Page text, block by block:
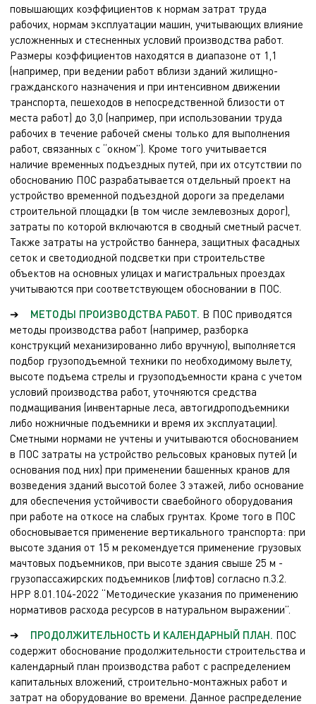
повышающих коэффициентов к нормам затрат труда
рабочих, нормам эксплуатации машин, учитывающих влияние
усложненных и стесненных условий производства работ.
Размеры коэффициентов находятся в диапазоне от 1,1
(например, при ведении работ вблизи зданий жилищно-
гражданского назначения и при интенсивном движении
транспорта, пешеходов в непосредственной близости от
места работ) до 3,0 (например, при использовании труда
рабочих в течение рабочей смены только для выполнения
работ, связанных с “окном”). Кроме того учитывается
наличие временных подъездных путей, при их отсутствии по
обоснованию ПОС разрабатывается отдельный проект на
устройство временной подъездной дороги за пределами
строительной площадки (в том числе землевозных дорог),
затраты по которой включаются в сводный сметный расчет.
Также затраты на устройство баннера, защитных фасадных
сеток и светодиодной подсветки при строительстве
объектов на основных улицах и магистральных проездах
учитываются при соответствующем обосновании в ПОС.
➔ МЕТОДЫ ПРОИЗВОДСТВА РАБОТ. В ПОС приводятся
методы производства работ (например, разборка
конструкций механизированно либо вручную), выполняется
подбор грузоподъемной техники по необходимому вылету,
высоте подъема стрелы и грузоподъемности крана с учетом
условий производства работ, уточняются средства
подмащивания (инвентарные леса, автогидроподъемники
либо ножничные подъемники и время их эксплуатации).
Сметными нормами не учтены и учитываются обоснованием
в ПОС затраты на устройство рельсовых крановых путей (и
основания под них) при применении башенных кранов для
возведения зданий высотой более 3 этажей, либо основание
для обеспечения устойчивости сваебойного оборудования
при работе на откосе на слабых грунтах. Кроме того в ПОС
обосновывается применение вертикального транспорта: при
высоте здания от 15 м рекомендуется применение грузовых
мачтовых подъемников, при высоте здания свыше 25 м -
грузопассажирских подъемников (лифтов) согласно п.3.2.
НРР 8.01.104-2022 “Методические указания по применению
нормативов расхода ресурсов в натуральном выражении”.
➔ ПРОДОЛЖИТЕЛЬНОСТЬ И КАЛЕНДАРНЫЙ ПЛАН. ПОС
содержит обоснование продолжительности строительства и
календарный план производства работ с распределением
капитальных вложений, строительно-монтажных работ и
затрат на оборудование во времени. Данное распределение